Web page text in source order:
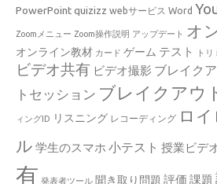
PowerPointquizizz webサービス Word
Zoomメニュー Zoom操作説明 アップデート オ
オンライン教材 カード ゲーム テスト ト
ビデオ共有 ビデオ撮影 ブレイク
トセッション ブレイクアウ
ィングID リスニング レコーディング ロ
ル 学生のスマホ 小テスト 授業ビデ
有 発表者ツール 聞き取り問題 評価 課題